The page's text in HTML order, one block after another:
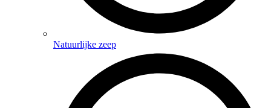
Natuurlijke zeep